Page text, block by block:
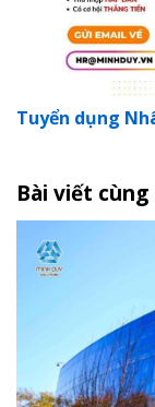
Tuyển dụng
Bài viết